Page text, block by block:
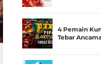
4 Pemain
Tebar